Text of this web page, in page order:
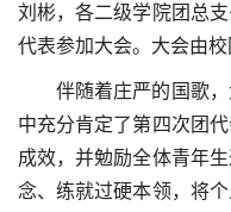
刘彬，各二级学院团总
代表参加大会。大会由校
伴随着庄严的国歌
中充分肯定了第四次团
成效，并勉励全体青年
念、练就过硬本领，将